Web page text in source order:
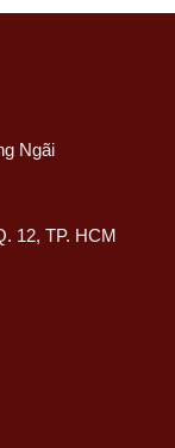
Ngãi
12, TP. HCM